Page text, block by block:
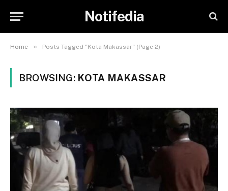
Notifedia
Home » Posts Tagged "Kota Makassar" (Page 2)
BROWSING: KOTA MAKASSAR